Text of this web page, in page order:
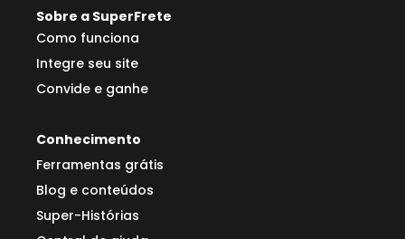
Sobre a SuperFrete
Como funciona
Integre seu site
Convide e ganhe
Conhecimento
Ferramentas grátis
Blog e conteúdos
Super-Histórias